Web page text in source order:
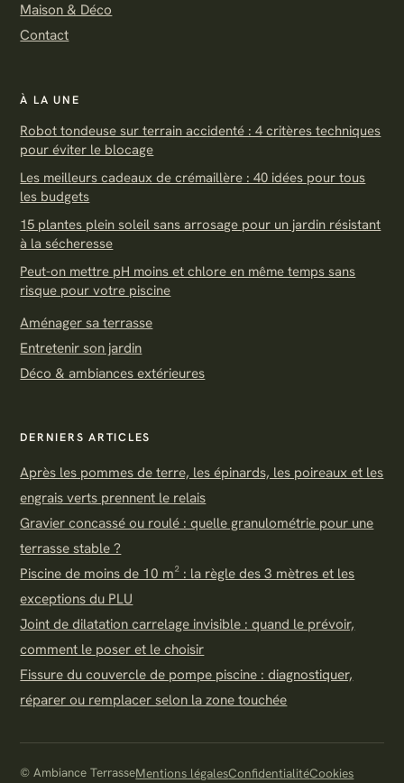
Maison & Déco
Contact
À LA UNE
Robot tondeuse sur terrain accidenté : 4 critères techniques
pour éviter le blocage
Les meilleurs cadeaux de crémaillère : 40 idées pour tous
les budgets
15 plantes plein soleil sans arrosage pour un jardin résistant
à la sécheresse
Peut-on mettre pH moins et chlore en même temps sans
risque pour votre piscine
Aménager sa terrasse
Entretenir son jardin
Déco & ambiances extérieures
DERNIERS ARTICLES
Après les pommes de terre, les épinards, les poireaux et les
engrais verts prennent le relais
Gravier concassé ou roulé : quelle granulométrie pour une
terrasse stable ?
Piscine de moins de 10 m² : la règle des 3 mètres et les
exceptions du PLU
Joint de dilatation carrelage invisible : quand le prévoir,
comment le poser et le choisir
Fissure du couvercle de pompe piscine : diagnostiquer,
réparer ou remplacer selon la zone touchée
© Ambiance TerrasseMentions légalesConfidentialitéCookies